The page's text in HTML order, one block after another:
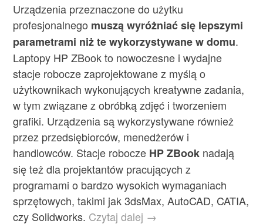
Urządzenia przeznaczone do użytku
profesjonalnego muszą wyróżniać się lepszymi
parametrami niż te wykorzystywane w domu.
Laptopy HP ZBook to nowoczesne i wydajne
stacje robocze zaprojektowane z myślą o
użytkownikach wykonujących kreatywne zadania,
w tym związane z obróbką zdjęć i tworzeniem
grafiki. Urządzenia są wykorzystywane również
przez przedsiębiorców, menedżerów i
handlowców. Stacje robocze HP ZBook nadają
się też dla projektantów pracujących z
programami o bardzo wysokich wymaganiach
sprzętowych, takimi jak 3dsMax, AutoCAD, CATIA,
czy Solidworks. Czytaj dalej →